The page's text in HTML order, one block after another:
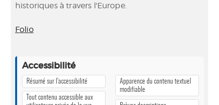
historiques à travers l'Europe.
Folio
Accessibilité
Résumé sur l’accessibilité
Tout contenu accessible aux
Apparence du contenu textuel
modifiable